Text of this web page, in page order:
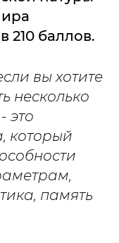
210 баллов.
вы хотите
несколько
это
который
память